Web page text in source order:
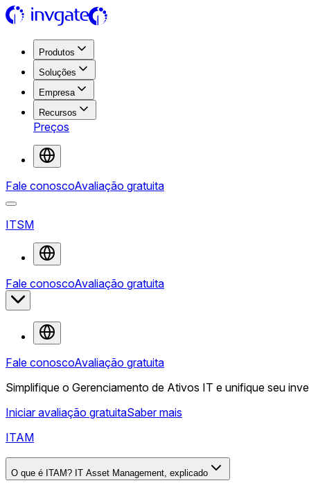
Produtos
Soluções
Empresa
Recursos
Preços
Fale conoscoAvaliação gratuita
ITSM
Fale conoscoAvaliação gratuita
Fale conoscoAvaliação gratuita
Simplifique o Gerenciamento de Ativos IT e unifique seu
Iniciar avaliação gratuitaSaber mais
ITAM
O que é ITAM? IT Asset Management, explicado